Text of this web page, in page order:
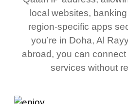
local websites,
region-specific apps
you’re in Doha, Al
abroad, you can connect
services without